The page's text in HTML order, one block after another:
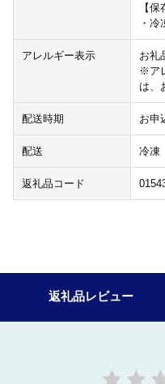
【保
・冷
アレルギー表示
お礼
※ア
は、
配送時期 お申
配送 冷凍
返礼品コード
返礼品レビュー